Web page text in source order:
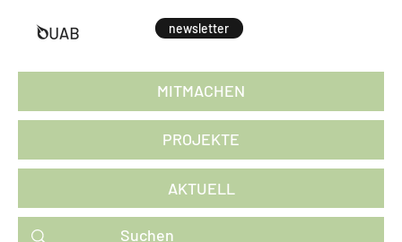
newsletter
AKTUELL
PROJEKTE
MITMACHEN